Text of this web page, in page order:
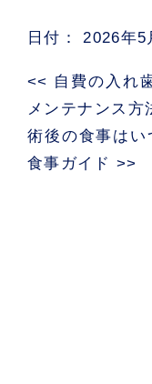
日付：2026年5
<< 自費の入れ
メンテナンス方
術後の食事は
食事ガイド >>